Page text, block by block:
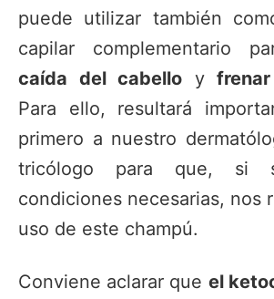
puede utilizar también
capilar complementario
caída del cabello y
Para ello, resultará
primero a nuestro
tricólogo para que, si
condiciones necesarias, nos
uso de este champú.
Conviene aclarar que el